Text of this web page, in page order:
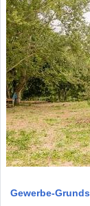
Gewerbe-